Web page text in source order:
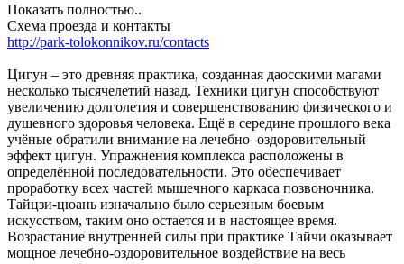
Показать полностью..
Схема проезда и контакты
http://park-tolokonnikov.ru/contacts
Цигун – это древняя практика, созданная даосскими магами
несколько тысячелетий назад. Техники цигун способствуют
увеличению долголетия и совершенствованию физического и
душевного здоровья человека. Ещё в середине прошлого века
учёные обратили внимание на лечебно–оздоровительный
эффект цигун. Упражнения комплекса расположены в
определённой последовательности. Это обеспечивает
проработку всех частей мышечного каркаса позвоночника.
Тайцзи-цюань изначально было серьезным боевым
искусством, таким оно остается и в настоящее время.
Возрастание внутренней силы при практике Тайчи оказывает
мощное лечебно-оздоровительное воздействие на весь